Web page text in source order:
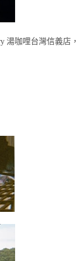
湯咖哩台灣信義店